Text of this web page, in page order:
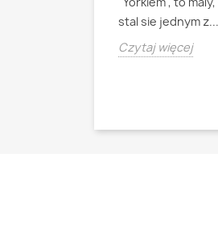
stal sie jednym z...
Czytaj więcej